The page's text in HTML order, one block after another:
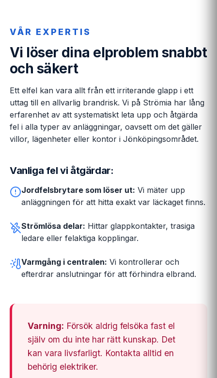
VÅR EXPERTIS
Vi löser dina elproblem snabbt
och säkert
Ett elfel kan vara allt från ett irriterande glapp i ett
uttag till en allvarlig brandrisk. Vi på Strömia har lång
erfarenhet av att systematiskt leta upp och åtgärda
fel i alla typer av anläggningar, oavsett om det gäller
villor, lägenheter eller kontor i Jönköpingsområdet.
Vanliga fel vi åtgärdar:
Jordfelsbrytare som löser ut: Vi mäter upp
anläggningen för att hitta exakt var läckaget finns.
Strömlösa delar: Hittar glappkontakter, trasiga
ledare eller felaktiga kopplingar.
Varmgång i centralen: Vi kontrollerar och
efterdrar anslutningar för att förhindra elbrand.
Varning: Försök aldrig felsöka fast el
själv om du inte har rätt kunskap. Det
kan vara livsfarligt. Kontakta alltid en
behörig elektriker.